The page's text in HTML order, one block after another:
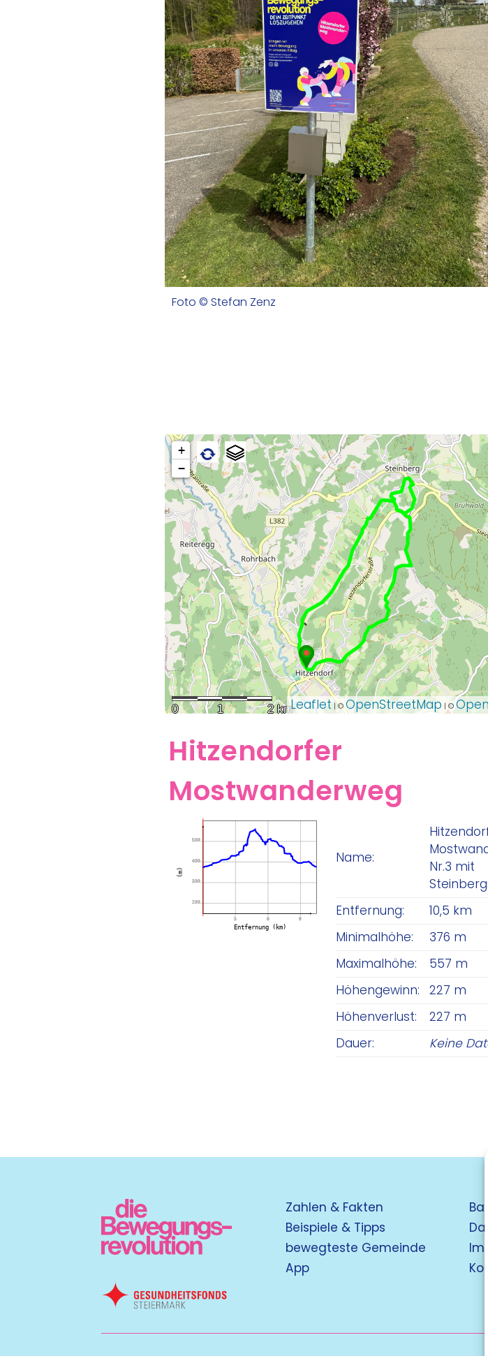
Foto © Stefan Zenz
+
−
0 1 2 kmLeaflet | ©OpenStreetMap| ©
Hitzendorfer
Mostwanderweg
200
300
400
500
3 6 9
Entfernung (km)
(m)
Name:
Nr.3 mit
Entfernung:
10,5 km
Minimalhöhe:
376 m
Maximalhöhe:
557 m
Höhengewinn:
227 m
Höhenverlust:
227 m
Dauer:
Keine
Zahlen & Fakten
Beispiele & Tipps
bewegteste Gemeinde
App